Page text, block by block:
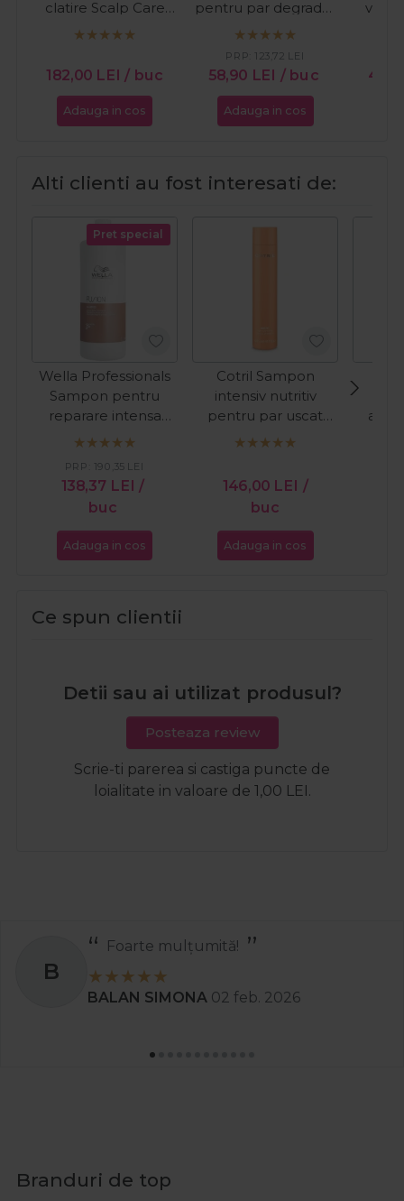
clatire Scalp Care
Purity 125ml
182,00 LEI / buc
Adauga in cos
pentru par degradat
Visible Repair 750ml
58,90 LEI / buc
PRP: 123,72 LEI
Adauga in cos
Alti clienti au fost interesati de:
Pret special
Wella Professionals
Sampon pentru
reparare intensa
Fusion Silksteel
138,37 LEI /
buc
PRP: 190,35 LEI
Adauga in cos
Cotril Sampon
intensiv nutritiv
pentru par uscat
Nutro High
146,00 LEI /
buc
Adauga in cos
Ce spun clientii
Detii sau ai utilizat produsul?
Posteaza review
Scrie-ti parerea si castiga puncte de
loialitate in valoare de 1,00 LEI.
B
Foarte mulțumită!
BALAN SIMONA 02 feb. 2026
Branduri de top